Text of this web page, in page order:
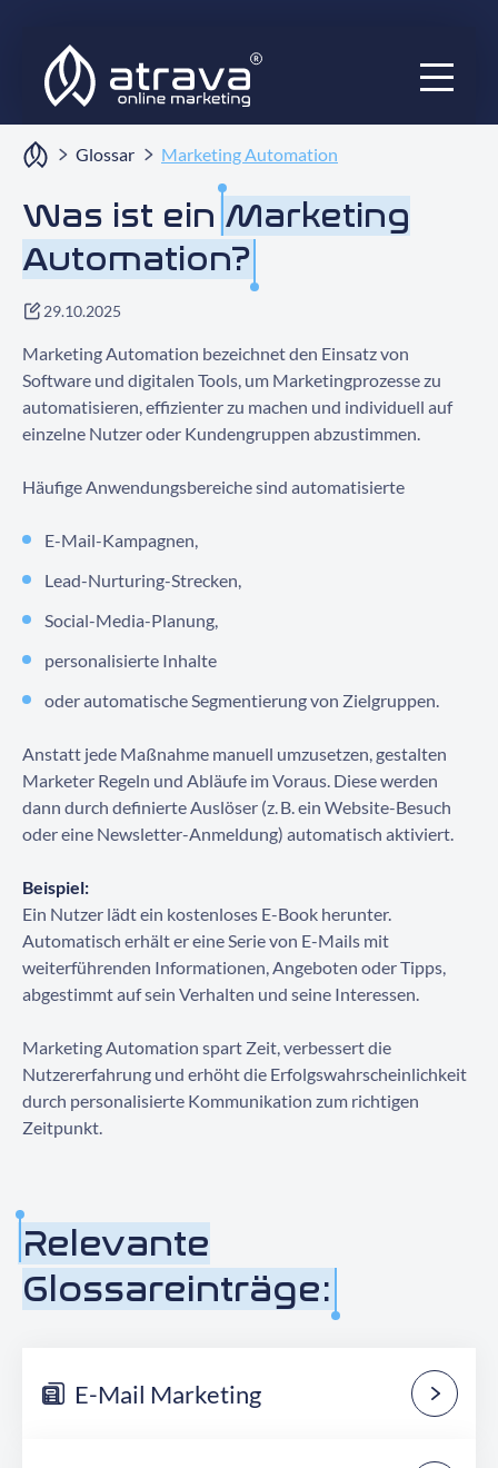
Services
Ratgeber
Audits
Blog
Projekte
Über uns
Glossar Marketing Automation
Was ist ein Marketing
Automation?
29.10.2025
Marketing Automation bezeichnet den Einsatz von
Software und digitalen Tools, um Marketingprozesse zu
automatisieren, effizienter zu machen und individuell auf
einzelne Nutzer oder Kundengruppen abzustimmen.
Häufige Anwendungsbereiche sind automatisierte
E-Mail-Kampagnen,
Lead-Nurturing-Strecken,
Social-Media-Planung,
personalisierte Inhalte
oder automatische Segmentierung von Zielgruppen.
Anstatt jede Maßnahme manuell umzusetzen, gestalten
Marketer Regeln und Abläufe im Voraus. Diese werden
dann durch definierte Auslöser (z. B. ein Website-Besuch
oder eine Newsletter-Anmeldung) automatisch aktiviert.
Beispiel:
Ein Nutzer lädt ein kostenloses E-Book herunter.
Automatisch erhält er eine Serie von E-Mails mit
weiterführenden Informationen, Angeboten oder Tipps,
abgestimmt auf sein Verhalten und seine Interessen.
Marketing Automation spart Zeit, verbessert die
Nutzererfahrung und erhöht die Erfolgswahrscheinlichkeit
durch personalisierte Kommunikation zum richtigen
Zeitpunkt.
Relevante
Glossareinträge:
E-Mail Marketing